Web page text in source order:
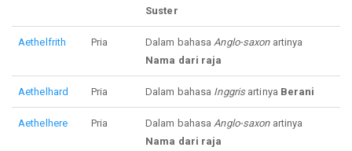
Suster
Aethelfrith Pria Dalam bahasaAnglo-saxonartinya
Nama dari raja
Aethelhard Pria Dalam bahasa Inggrisartinya Berani
Aethelhere Pria Dalam bahasaAnglo-saxonartinya
Nama dari raja